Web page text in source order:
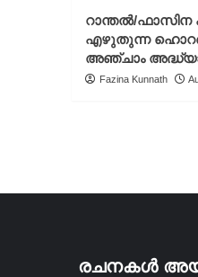
റാന്തൽ/
എഴുതുന്ന ഹൊറർ
അഞ്ചാം
Fazina Kunnath
രചനകൾ